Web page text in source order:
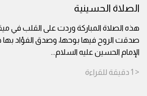
الصلاة الحسينية
هذه الصلاة المباركة وردت على القلب في
صدقت الروح فيها بوحها، وصدق الفؤاد
الإمام الحسين عليه السلام...
< 1 دقيقة للقراءة